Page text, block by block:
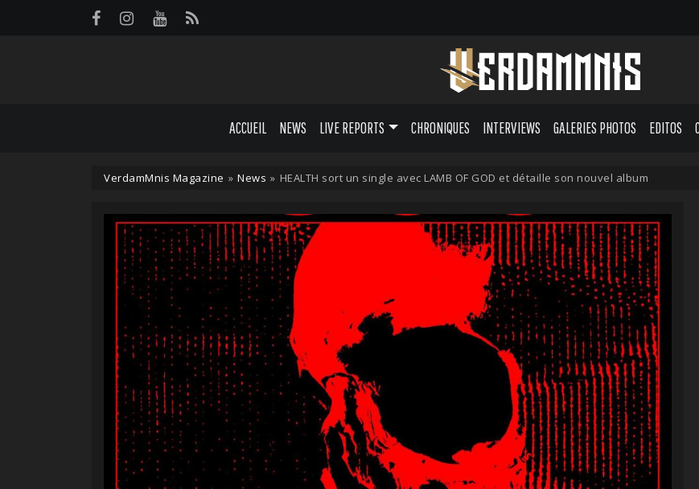
ACCUEIL NEWS LIVE REPORTS CHRONIQUES INTERVIEWS GALERIES PHOTOS EDITOS
VerdamMnis Magazine » News » HEALTH sort un single avec LAMB OF GOD et détaille son nouvel album
Panneau de gestion des cookies